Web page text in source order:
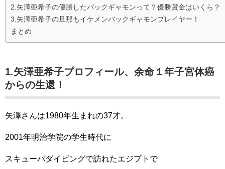
2.矢澤亜希子の優勝したバックギャモンって？優勝賞金はいくら？
3.矢澤亜希子の旦那もイケメンバックギャモンプレイヤー！
まとめ
1.矢澤亜希子プロフィール、余命１年子宮体癌
からの生還！
矢澤さんは1980年生まれの37才。
2001年明治学院の学生時代に
スキューバダイビングで訪れたエジプトで